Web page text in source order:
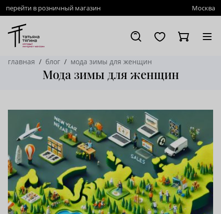
перейти в розничный магазин Москва
главная блог мода зимы для женщин
Мода зимы для женщин